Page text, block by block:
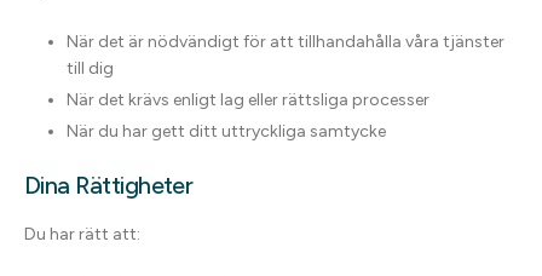
När det är nödvändigt för att tillhandahålla våra tjänster
till dig
När det krävs enligt lag eller rättsliga processer
När du har gett ditt uttryckliga samtycke
Dina Rättigheter
Du har rätt att: